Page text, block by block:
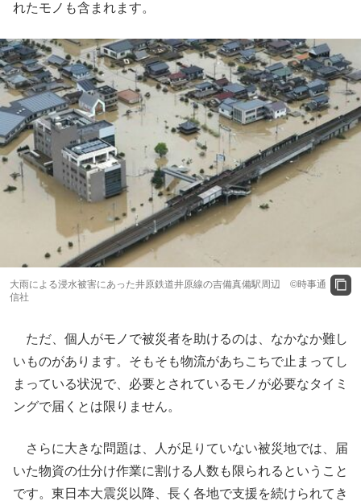
れたモノも含まれます。
大雨による浸水被害にあった井原鉄道井原線の吉備真備駅周辺 ©時事通
信社
ただ、個人がモノで被災者を助けるのは、なかなか難し
いものがあります。そもそも物流があちこちで止まってし
まっている状況で、必要とされているモノが必要なタイミ
ングで届くとは限りません。
さらに大きな問題は、人が足りていない被災地では、届
いた物資の仕分け作業に割ける人数も限られるということ
です。東日本大震災以降、長く各地で支援を続けられてき